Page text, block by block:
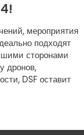
мероприятия
подходят
сторонами
дронов,
DSF оставит